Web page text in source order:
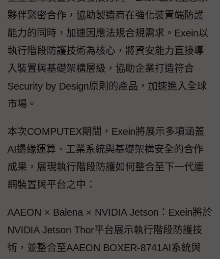
夥伴緊密合作，協助製造商在強化裝置端防護
能力的同時，加速因應法規合規需求。Exein以
執行階段防護技術為核心，將資安能力直接導
入裝置與基礎架構層級，協助企業打造符合
Security by Design原則的產品，加速進入全球
市場。
本次COMPUTEX期間，Exein將展示多項涵蓋
AI邊緣運算、工業系統與基礎架構安全的合作
成果，展現執行階段防護如何整合至下一代連
網裝置與平台之中：
AAEON × Balena × NVIDIA Jetson：Exein將於
NVIDIA Jetson Thor平台展示執行階段防護技
術，並整合至AAEON BOXER-8741AI系統與